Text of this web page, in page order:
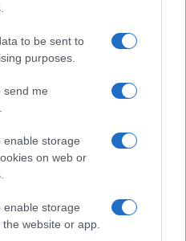
to be sent to
purposes.
send me
enable storage
on web or
enable storage
website or app.
sanzioni per le pratiche